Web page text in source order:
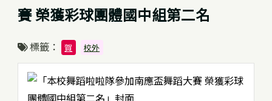
賽 榮獲彩球團體國中組第二名
標籤： 賀 校外